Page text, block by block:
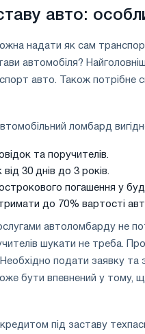
авто:
надати як сам
автомобіля?
авто. Також потрібне
ломбард
та поручителів.
30 днів до 3 років.
погашення у
до 70% вартості
автоломбарду не
шукати не треба.
подати заявку та
бути впевнений у тому,
під заставу